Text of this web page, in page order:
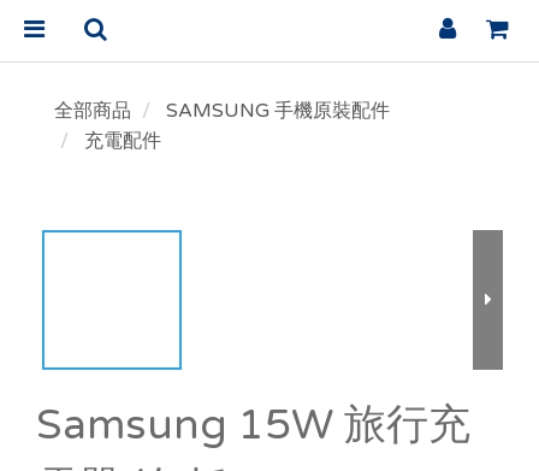
全部商品
SAMSUNG 手機原裝配件
充電配件
Samsung 15W 旅行充